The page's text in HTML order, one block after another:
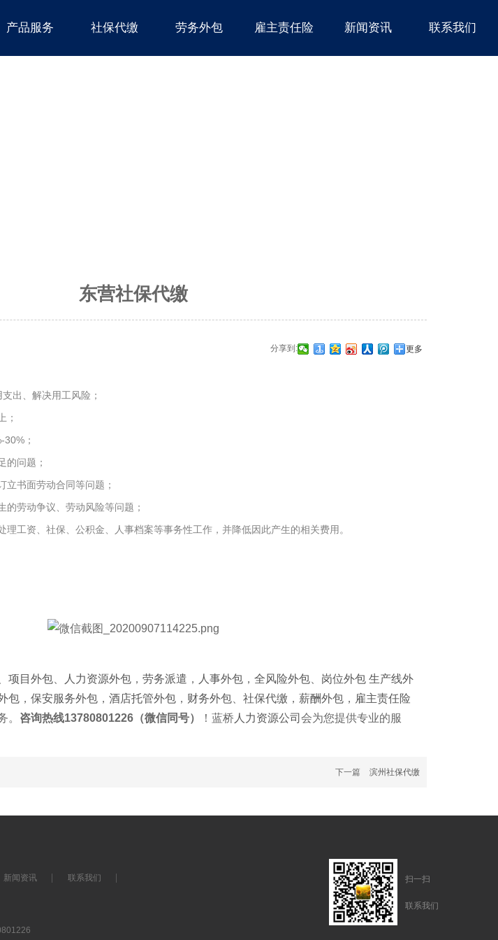
产品服务 社保代缴 劳务外包 雇主责任险 新闻资讯 联系我们
东营社保代缴
分享到: 更多
出、解决用工风险；
；
；
的问题；
立书面劳动合同等问题；
的劳动争议、劳动风险等问题；
理工资、社保、公积金、人事档案等事务性工作，并降低因此产生的相关费用。
项目外包 人力资源外包 ， 劳务派遣 ， 人事外包 ， 全风险外包 岗位外包 生产线外
包 ， 保安服务外包 ， 酒店托管外包 ， 财务外包 社保代缴 ， 薪酬外包 ， 雇主责任险
。 咨询热线13780801226（微信同号） ！蓝桥 人力资源公司 会为您提供专业的服
下一篇 滨州社保代缴
新闻资讯 联系我们 扫一扫
联系我们